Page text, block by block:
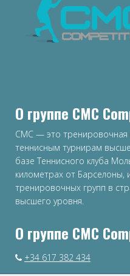
О группе CMC
CMC — это тренировочная
теннисным турнирам
базе Теннисного клуба
километрах от Барселоны,
тренировочных групп в
высшего уровня.
О группе CMC
+34 617 382 434